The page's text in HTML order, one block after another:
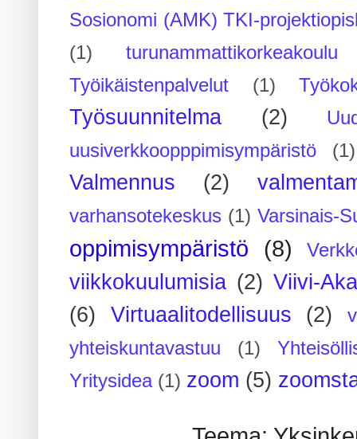
Sosionomi (AMK) TKI-
(1)
turunammattikorkeakoulu
Työikäistenpalvelut
(1)
Työsuunnitelma (2)
uusiverkkoopppimisympäristö
(1)
Valmennus (2)
varhansotekeskus (1) Varsinais-
oppimisympäristö (8)
viikkokuulumisia (2) Viivi-
(6)
Virtuaalitodellisuus (2)
yhteiskuntavastuu
(1)
Yritysidea (1) zoom (5)